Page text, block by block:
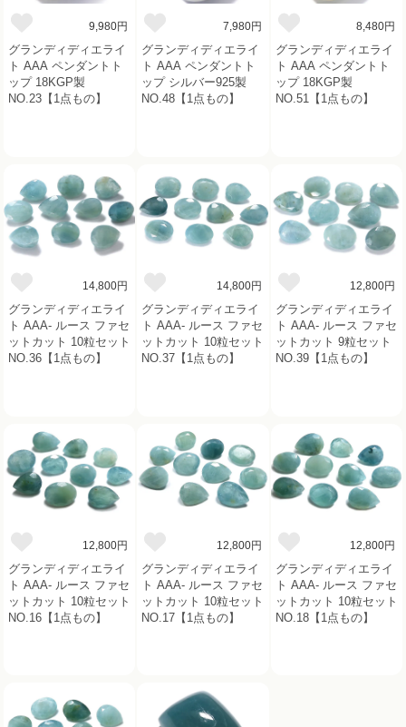
9,980円
グランディディエライ
ト AAA ペンダントト
ップ 18KGP製
NO.23【1点もの】
7,980円
グランディディエライ
ト AAA ペンダントト
ップ シルバー925製
NO.48【1点もの】
8,480円
グランディディエライ
ト AAA ペンダントト
ップ 18KGP製
NO.51【1点もの】
14,800円
グランディディエライ
ト AAA- ルース ファセ
ットカット 10粒セット
NO.36【1点もの】
14,800円
グランディディエライ
ト AAA- ルース ファセ
ットカット 10粒セット
NO.37【1点もの】
12,800円
グランディディエライ
ト AAA- ルース ファセ
ットカット 9粒セット
NO.39【1点もの】
12,800円
グランディディエライ
ト AAA- ルース ファセ
ットカット 10粒セット
NO.16【1点もの】
12,800円
グランディディエライ
ト AAA- ルース ファセ
ットカット 10粒セット
NO.17【1点もの】
12,800円
グランディディエライ
ト AAA- ルース ファセ
ットカット 10粒セット
NO.18【1点もの】